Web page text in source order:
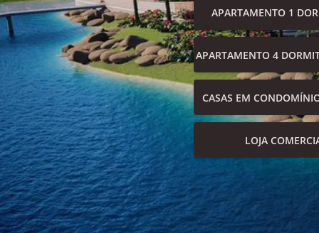
APARTAMENTO 1
APARTAMENTO 4
CASAS EM
LOJA